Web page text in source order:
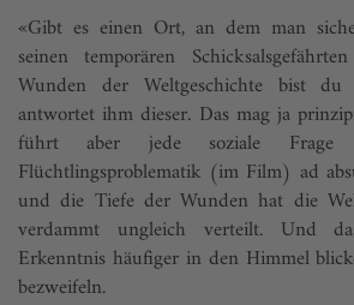
«Gibt es einen Ort, an dem man
seinen temporären
Wunden der Weltgeschichte bist du
antwortet ihm dieser. Das mag ja
führt aber jede soziale
Flüchtlingsproblematik (im Film) ad
und die Tiefe der Wunden hat die
verdammt ungleich verteilt. Und
Erkenntnis häufiger in den Himmel
bezweifeln.